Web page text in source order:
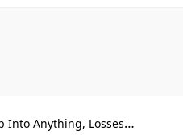
Into Anything, Losses